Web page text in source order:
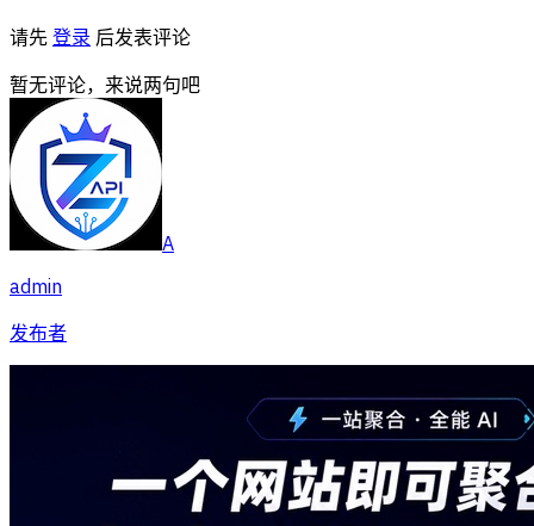
请先 登录 后发表评论
暂无评论，来说两句吧
A
admin
发布者